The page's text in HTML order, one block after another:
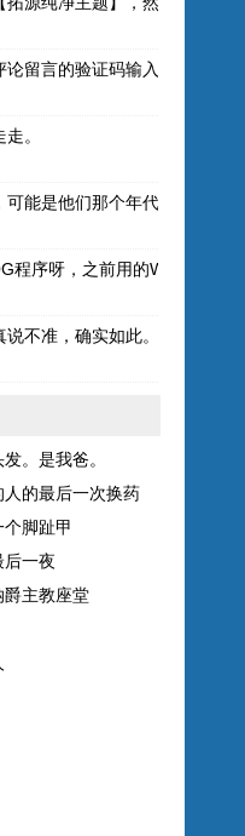
留言的验证码输入已取消，感
。
能是他们那个年代人的特色吧
程序呀，之前用的WP还是有
说不准，确实如此。而且现在
。是我爸。
的最后一次换药
脚趾甲
一夜
主教座堂